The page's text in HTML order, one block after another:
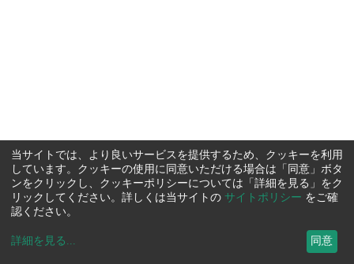
当サイトでは、より良いサービスを提供するため、クッキーを利用
しています。クッキーの使用に同意いただける場合は「同意」ボタ
ンをクリックし、クッキーポリシーについては「詳細を見る」をク
リックしてください。詳しくは当サイトの サイトポリシー をご確
認ください。
詳細を見る ... 同意